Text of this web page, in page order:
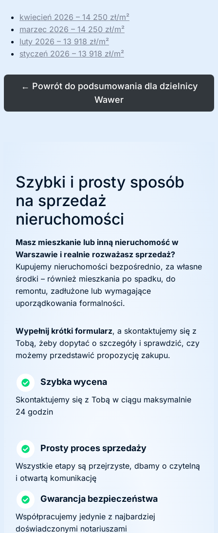
kwiecień 2026 – 14 250 zł/m²
marzec 2026 – 14 250 zł/m²
luty 2026 – 13 918 zł/m²
styczeń 2026 – 13 918 zł/m²
← Powrót do podsumowania dla dzielnicy
Wawer
Szybki i prosty sposób
na sprzedaż
nieruchomości
Masz mieszkanie lub inną nieruchomość w
Warszawie i realnie rozważasz sprzedaż?
Kupujemy nieruchomości bezpośrednio, za własne
środki – również mieszkania po spadku, do
remontu, zadłużone lub wymagające
uporządkowania formalności.
Wypełnij krótki formularz, a skontaktujemy się z
Tobą, żeby dopytać o szczegóły i sprawdzić, czy
możemy przedstawić propozycję zakupu.
Szybka wycena
Skontaktujemy się z Tobą w ciągu maksymalnie
24 godzin
Prosty proces sprzedaży
Wszystkie etapy są przejrzyste, dbamy o czytelną
i otwartą komunikację
Gwarancja bezpieczeństwa
Współpracujemy jedynie z najbardziej
doświadczonymi notariuszami